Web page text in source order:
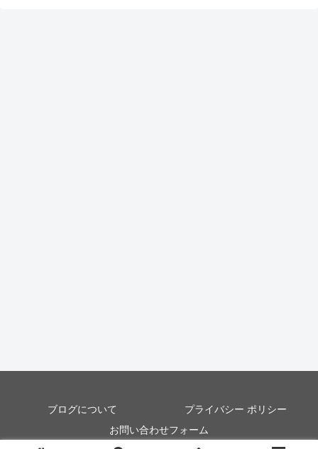
ブログについて
プライバシー ポリシー
お問い合わせフォーム